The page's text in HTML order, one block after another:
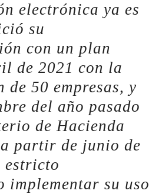
electrónica ya es
su
con un plan
de 2021 con la
50 empresas, y
del año pasado
de Hacienda
partir de junio de
estricto
implementar su uso